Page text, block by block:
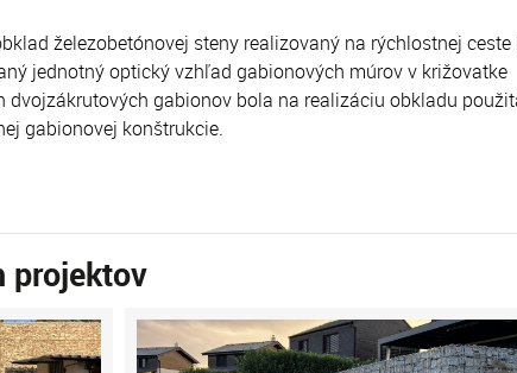
železobetónovej steny realizovaný na rýchlostnej ceste
jednotný optický vzhľad gabionových múrov v križovatke
dvojzákrutových gabionov bola na realizáciu obkladu
gabionovej konštrukcie.
projektov